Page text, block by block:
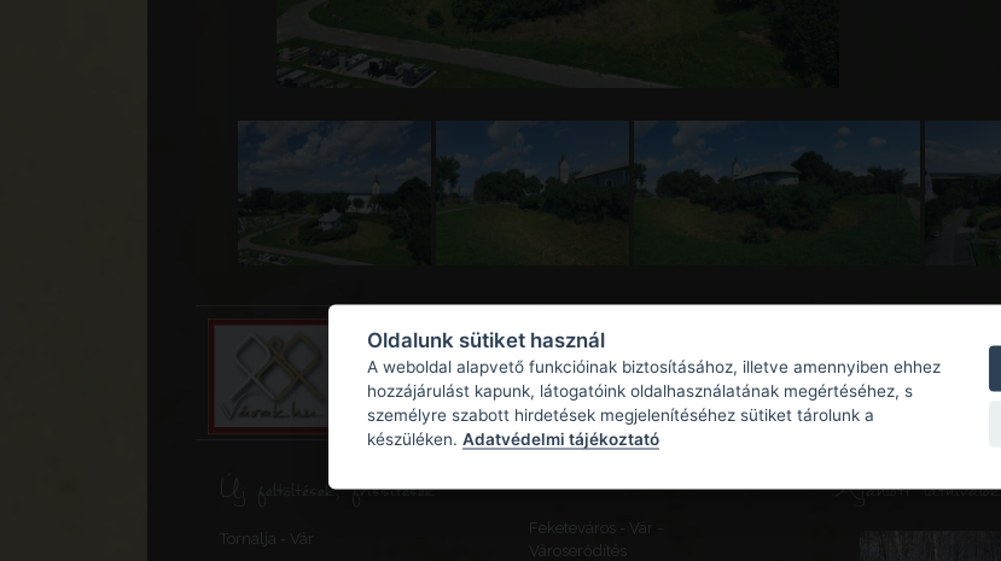
Új feltöltések, frissítések
Tornalja - Vár
Feketeváros - Vár -
Városerődítés
Ajánlott látnivalók
Oldalunk sütiket használ
A weboldal alapvető funkcióinak biztosításához, illetve amennyiben ehhez
hozzájárulást kapunk, látogatóink oldalhasználatának megértéséhez, s
személyre szabott hirdetések megjelenítéséhez sütiket tárolunk a
készüléken. Adatvédelmi tájékoztató